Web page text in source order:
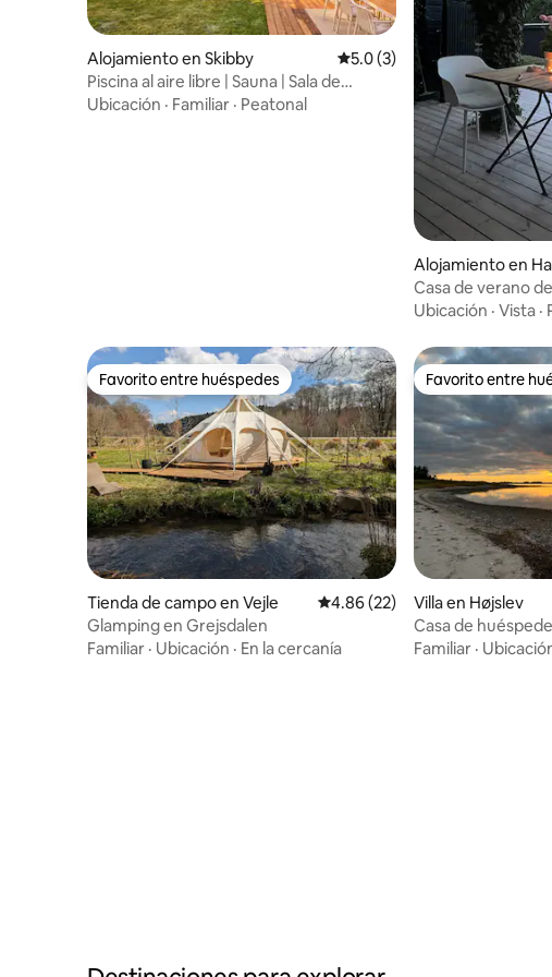
Alojamiento en Skibby Calificación promedio: 5.0
5.0 (3)
Piscina al aire libre | Sauna | Sala de
actividades | Cine
Ubicación · Familiar · Peatonal
Alojamiento en
Casa de verano
playa
Ubicación · Vista ·
Favorito entre huéspedes
Favorito entre huéspedes
Tienda de campo en Vejle Calificación promedio: 4.86 de
4.86 (22)
Glamping en Grejsdalen
Familiar · Ubicación · En la cercanía
Favorito entre
Favorito entre
Villa en Højslev
Casa de
bosque
Familiar ·